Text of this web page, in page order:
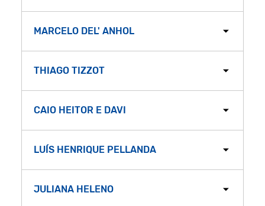
MARCELO DEL' ANHOL
THIAGO TIZZOT
CAIO HEITOR E DAVI
LUÍS HENRIQUE PELLANDA
JULIANA HELENO